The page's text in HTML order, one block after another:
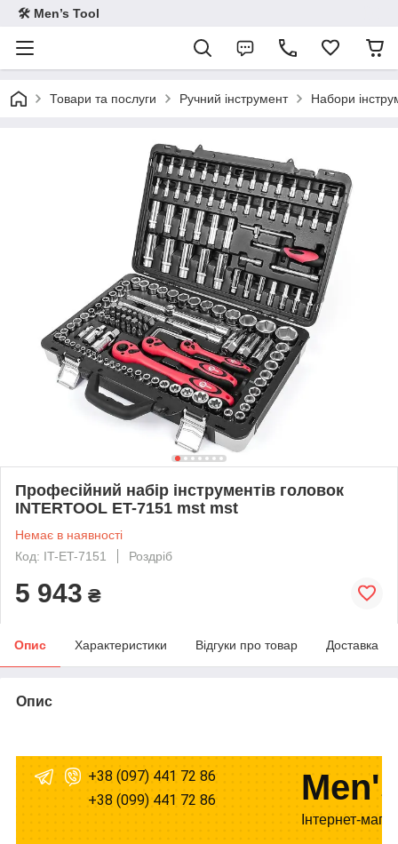
🛠 Men’s Tool
Товари та послуги Ручний інструмент Набори
Професійний набір інструментів головок
INTERTOOL ET-7151 mst mst
Немає в наявності
Код: IT-ET-7151
Роздріб
5 943 ₴
Опис Характеристики Відгуки про товар Доставка
Опис
+38 (097) 441 72 86
+38 (099) 441 72 86
Інтернет-